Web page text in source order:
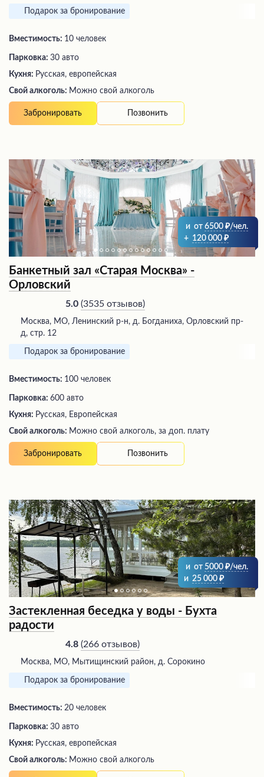
Подарок за бронирование
Вместимость: 10 человек
Парковка: 30 авто
Кухня: Русская, европейская
Свой алкоголь: Можно свой алкоголь
Забронировать Позвонить
и от 6500
/чел.
+ 120 000
Банкетный зал «Старая Москва» -
Орловский
5.0 (3535 отзывов)
Москва, МО, Ленинский р-н, д. Богданиха, Орловский пр-
д, стр. 12
Подарок за бронирование
Вместимость: 100 человек
Парковка: 600 авто
Кухня: Русская, Европейская
Свой алкоголь: Можно свой алкоголь, за доп. плату
Забронировать Позвонить
и от 5000
/чел.
и 25 000
Застекленная беседка у воды - Бухта
радости
4.8 (266 отзывов)
Москва, МО, Мытищинский район, д. Сорокино
Подарок за бронирование
Вместимость: 20 человек
Парковка: 30 авто
Кухня: Русская, европейская
Свой алкоголь: Можно свой алкоголь